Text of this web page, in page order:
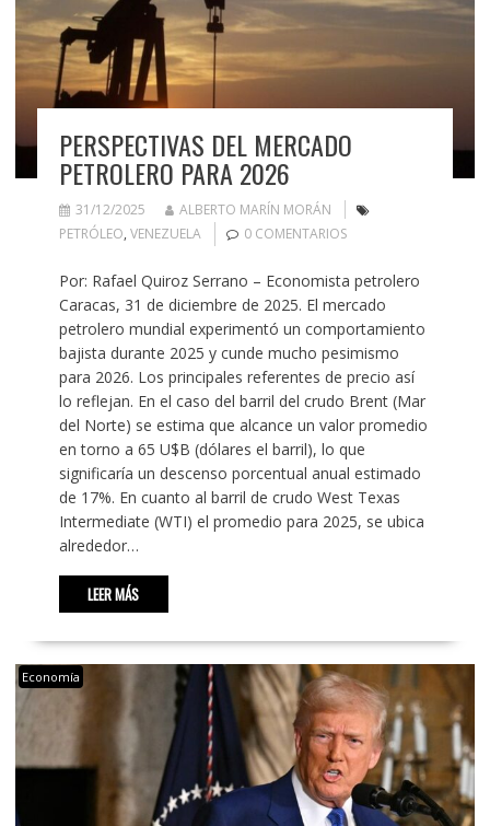
PERSPECTIVAS DEL MERCADO
PETROLERO PARA 2026
31/12/2025
ALBERTO MARÍN MORÁN
PETRÓLEO, VENEZUELA 0 COMENTARIOS
Por: Rafael Quiroz Serrano – Economista petrolero
Caracas, 31 de diciembre de 2025. El mercado
petrolero mundial experimentó un comportamiento
bajista durante 2025 y cunde mucho pesimismo
para 2026. Los principales referentes de precio así
lo reflejan. En el caso del barril del crudo Brent (Mar
del Norte) se estima que alcance un valor promedio
en torno a 65 U$B (dólares el barril), lo que
significaría un descenso porcentual anual estimado
de 17%. En cuanto al barril de crudo West Texas
Intermediate (WTI) el promedio para 2025, se ubica
alrededor…
LEER MÁS
Economía